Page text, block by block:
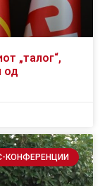
„талог“,
од
КОНФЕРЕНЦИИ